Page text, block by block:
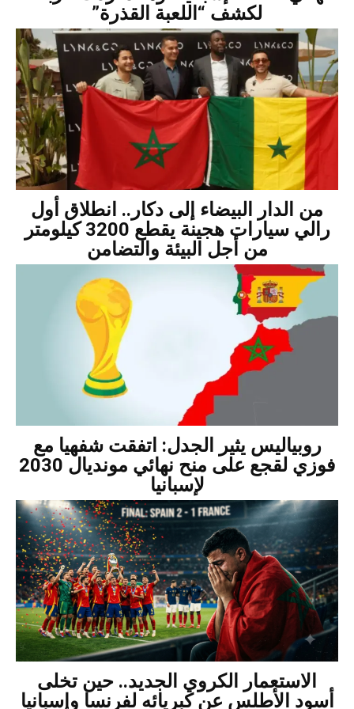
لكشف “اللعبة القذرة”
من الدار البيضاء إلى دكار.. انطلاق أول
رالي سيارات هجينة يقطع 3200 كيلومتر
من أجل البيئة والتضامن
روبياليس يثير الجدل: اتفقت شفهيا مع
فوزي لقجع على منح نهائي مونديال 2030
لإسبانيا
الاستعمار الكروي الجديد.. حين تخلى
أسود الأطلس عن كبريائه لفرنسا وإسبانيا